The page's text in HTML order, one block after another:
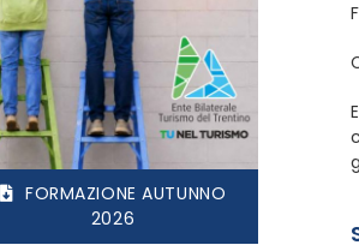
FORMAZIONE AUTUNNO
2026